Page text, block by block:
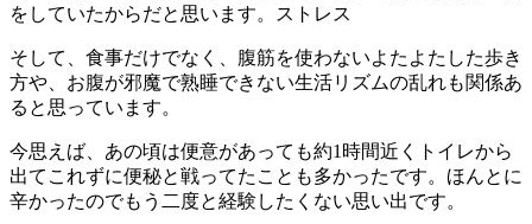
をしていたからだと思います。ストレス
そして、食事だけでなく、腹筋を使わないよたよたした歩き
方や、お腹が邪魔で熟睡できない生活リズムの乱れも関係あ
ると思っています。
今思えば、あの頃は便意があっても約1時間近くトイレから
出てこれずに便秘と戦ってたことも多かったです。ほんとに
辛かったのでもう二度と経験したくない思い出です。